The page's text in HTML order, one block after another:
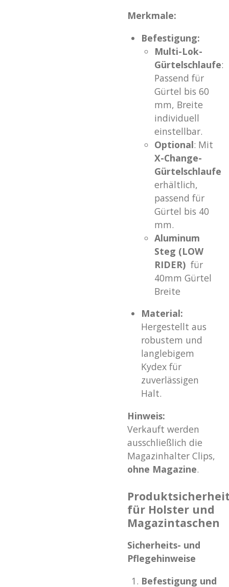
Merkmale:
Befestigung:
Multi-Lok-
Gürtelschlaufe:
Passend für
Gürtel bis 60
mm, Breite
individuell
einstellbar.
Optional: Mit
X-Change-
Gürtelschlaufe
erhältlich,
passend für
Gürtel bis 40
mm.
Aluminum
Steg (LOW
RIDER) für
40mm Gürtel
Breite
Material:
Hergestellt aus
robustem und
langlebigem
Kydex für
zuverlässigen
Halt.
Hinweis:
Verkauft werden
ausschließlich die
Magazinhalter Clips,
ohne Magazine.
für Holster und
Magazintaschen
Sicherheits- und
Pflegehinweise
Befestigung und